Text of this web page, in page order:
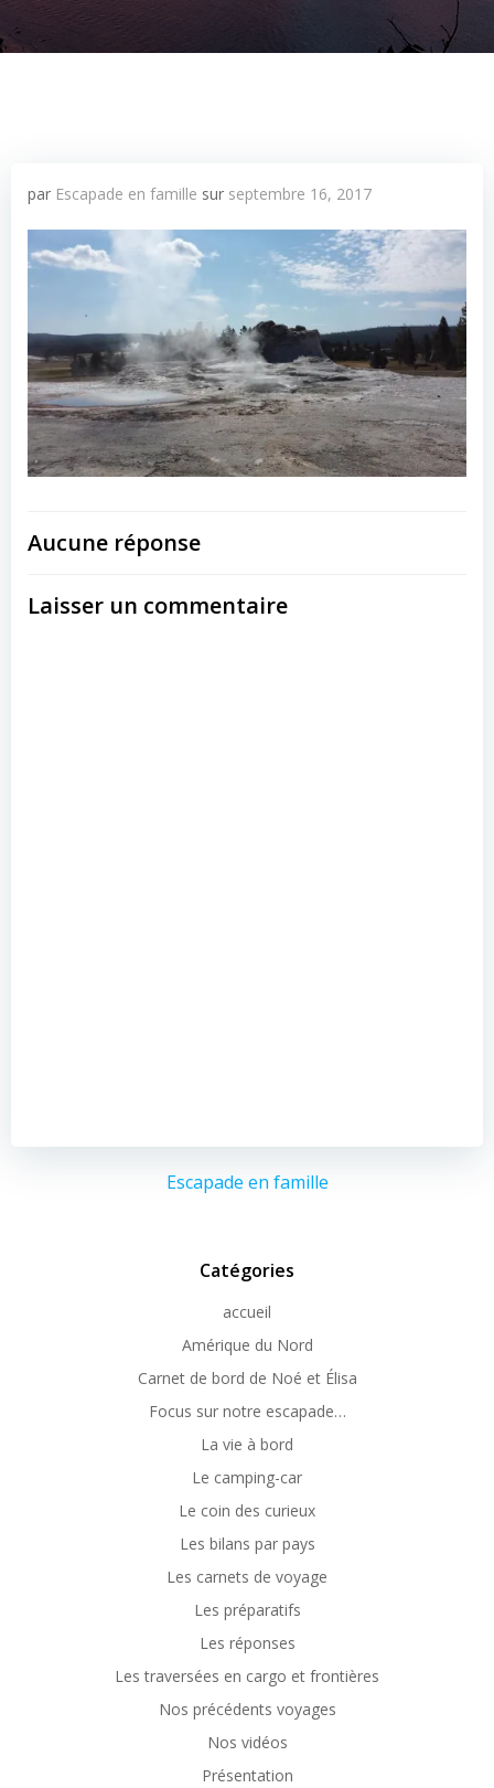
par Escapade en famille sur septembre 16, 2017
Aucune réponse
Laisser un commentaire
Escapade en famille
Catégories
accueil
Amérique du Nord
Carnet de bord de Noé et Élisa
Focus sur notre escapade…
La vie à bord
Le camping-car
Le coin des curieux
Les bilans par pays
Les carnets de voyage
Les préparatifs
Les réponses
Les traversées en cargo et frontières
Nos précédents voyages
Nos vidéos
Présentation